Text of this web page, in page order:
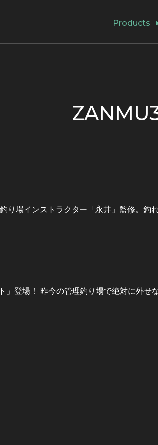
Products
り場インストラクター「永井」監修。
」登場！ 昨今の管理釣り場で絶対に外